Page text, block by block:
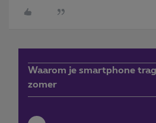
Waarom je smartphone
zomer